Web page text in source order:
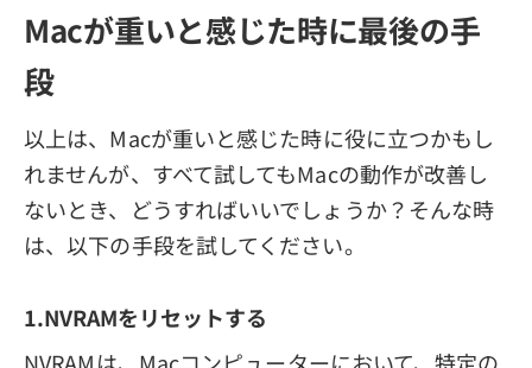
Macが重いと感じた時に最後の手
段
以上は、Macが重いと感じた時に役に立つかもし
れませんが、すべて試してもMacの動作が改善し
ないとき、どうすればいいでしょうか？そんな時
は、以下の手段を試してください。
1.NVRAMをリセットする
NVRAMは、Macコンピューターにおいて、特定の